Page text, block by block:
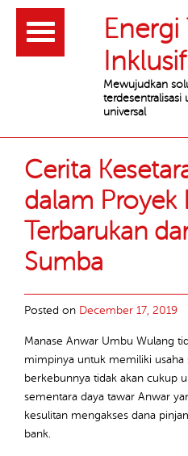
Header
Energi
Inklusif
Mewujudkan
terdesentralisasi
universal
content
ArticleCerita
dalam Proyek
Terbarukan
Sumba
Posted on December 17, 2019
Manase Anwar Umbu Wulang
mimpinya untuk memiliki usaha
berkebunnya tidak akan cukup
sementara daya tawar Anwar
kesulitan mengakses dana
bank.